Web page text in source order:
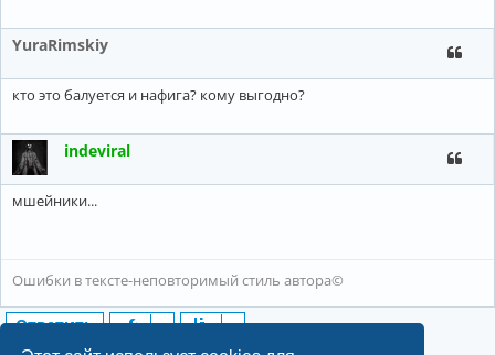
YuraRimskiy
кто это балуется и нафига? кому выгодно?
indeviral
мшейники...
Ошибки в тексте-неповторимый стиль автора©
Ответить